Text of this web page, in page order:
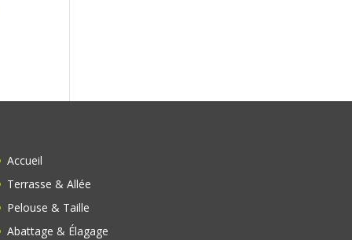
Accueil
Terrasse & Allée
Pelouse & Taille
Abattage & Élagage